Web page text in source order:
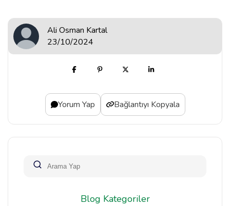
Ali Osman Kartal
23/10/2024
Yorum Yap Bağlantıyı Kopyala
Blog Kategoriler